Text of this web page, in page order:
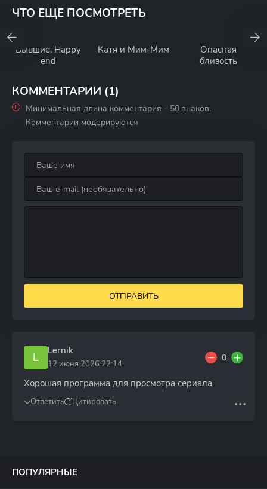
ЧТО ЕЩЕ ПОСМОТРЕТЬ
Бывшие. Happy
end
Катя и Мим-Мим
Опасная
близость
КОММЕНТАРИИ (1)
Минимальная длина комментария - 50 знаков.
Комментарии модерируются
ОТПРАВИТЬ
L Lernik
12 июня 2026 22:14
0
Хорошая программа для просмотра сериала
Ответить Цитировать
ПОПУЛЯРНЫЕ